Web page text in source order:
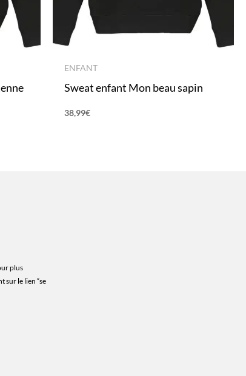
ENFANT
Sweat enfant Mon beau sapin
38,99€
plus
sur le lien “se